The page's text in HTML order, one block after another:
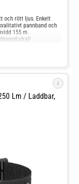
och rött ljus. Enkelt
pannband och
155 m.
i
Lm / Laddbar,